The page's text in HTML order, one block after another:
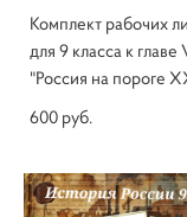
Комплект рабочих
для 9 класса к главе
"Россия на пороге
600 pуб.